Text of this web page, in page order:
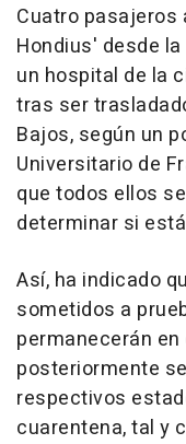
Cuatro pasajeros
Hondius' desde
un hospital de la
tras ser
Bajos, según un
Universitario de
que todos ellos
determinar si
Así, ha indicado
sometidos a
permanecerán
posteriormente
respectivos
cuarentena, tal y